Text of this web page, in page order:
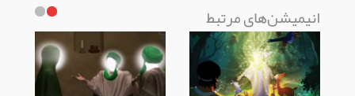
انیمیشن‌های مرتبط